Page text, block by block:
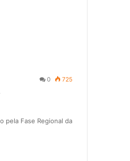
0 725
pela Fase Regional da